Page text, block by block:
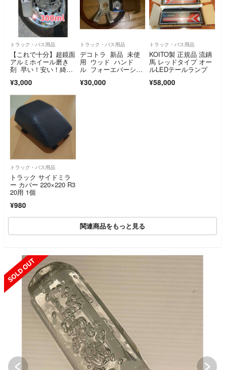
トラック・バス用品
【これで十分】超鏡面
アルミホイール磨き
剤 早い！安い！綺
¥3,000
トラック・バス用品
デコトラ 新品 未使
用 ウッド ハンド
ル フォーエバーシャ
¥30,000
トラック・バス用品
KOITO製 正規品 流鏑
馬 レッドタイプ オー
ルLEDテールランプ
¥58,000
トラック・バス用品
トラック サイドミラ
ー カバー 220×220 R3
20用 1個
¥980
関連商品をもっと見る
SOLD OUT